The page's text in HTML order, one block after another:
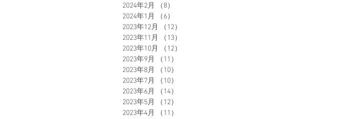
2024年2月
（8）
2024年1月
（6）
2023年12月
（12）
2023年11月
（13）
2023年10月
（12）
2023年9月
（11）
2023年8月
（10）
2023年7月
（10）
2023年6月
（14）
2023年5月
（12）
2023年4月
（11）